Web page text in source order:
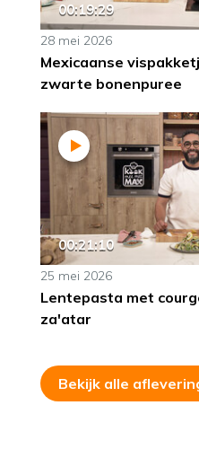
00:19:29
28 mei 2026
Mexicaanse
zwarte bonenpuree
00:21:10
25 mei 2026
Lentepasta met
za'atar
Bekijk alle